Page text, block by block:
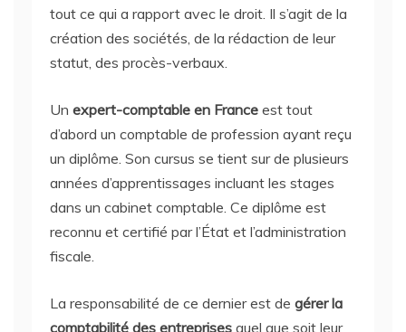
tout ce qui a rapport avec le droit. Il s’agit de la
création des sociétés, de la rédaction de leur
statut, des procès-verbaux.
Un expert-comptable en France est tout
d’abord un comptable de profession ayant reçu
un diplôme. Son cursus se tient sur de plusieurs
années d’apprentissages incluant les stages
dans un cabinet comptable. Ce diplôme est
reconnu et certifié par l’État et l’administration
fiscale.
La responsabilité de ce dernier est de gérer la
comptabilité des entreprises quel que soit leur